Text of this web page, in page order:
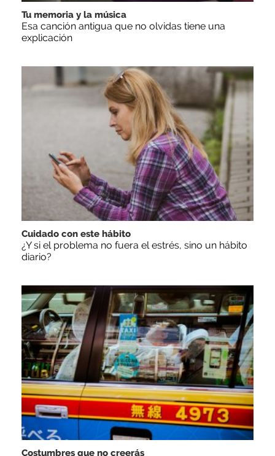
Tu memoria y la música
Esa canción antigua que no olvidas tiene una
explicación
Cuidado con este hábito
¿Y si el problema no fuera el estrés, sino un hábito
diario?
Costumbres que no creerás